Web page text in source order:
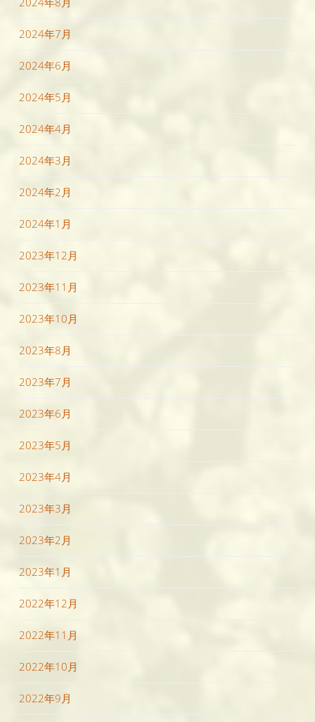
2024年7月
2024年6月
2024年5月
2024年4月
2024年3月
2024年2月
2024年1月
2023年12月
2023年11月
2023年10月
2023年8月
2023年7月
2023年6月
2023年5月
2023年4月
2023年3月
2023年2月
2023年1月
2022年12月
2022年11月
2022年10月
2022年9月